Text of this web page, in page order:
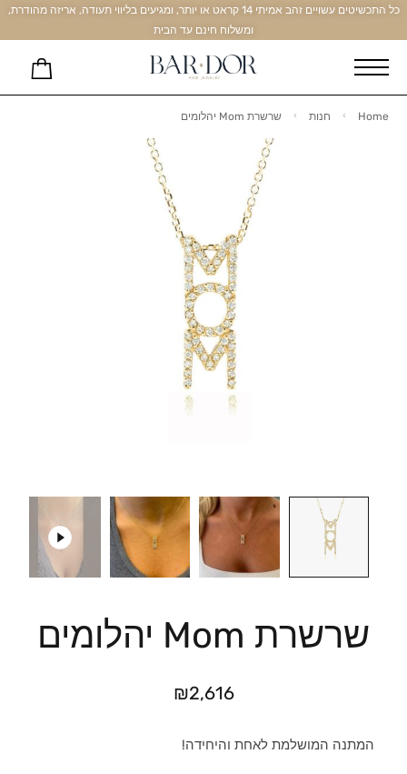
כל התכשיטים עשויים זהב אמיתי 14 קראט או יותר, ומגיעים בליווי תעודה, אריזה מהודרת,
ומשלוח חינם עד הבית
Home חנות שרשרת Mom יהלומים
שרשרת Mom יהלומים
₪2,616
המתנה המושלמת לאחת והיחידה!